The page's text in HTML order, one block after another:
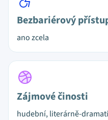
Bezbariérový
ano zcela
Zájmové činosti
hudební, literárně-